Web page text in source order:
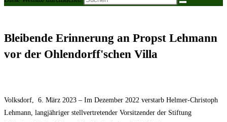
Bleibende Erinnerung an Propst Lehmann
vor der Ohlendorff'schen Villa
Volksdorf, 6. März 2023 – Im Dezember 2022 verstarb Helmer-Christoph
Lehmann, langjähriger stellvertretender Vorsitzender der Stiftung
offers.